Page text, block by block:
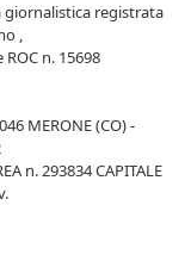
registrata
,
n. 15698
MERONE (CO) -
n. 293834 CAPITALE